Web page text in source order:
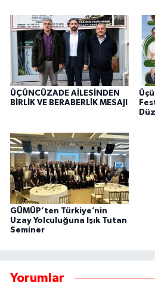
ÜÇÜNCÜZADE AİLESİNDEN
BİRLİK VE BERABERLİK MESAJI
GÜMÜP’ten Türkiye’nin
Uzay Yolculuğuna Işık Tutan
Seminer
Yorumlar